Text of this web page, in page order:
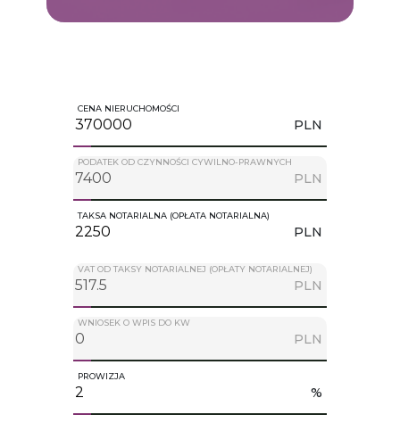
CENA NIERUCHOMOŚCI
PLN
PODATEK OD CZYNNOŚCI CYWILNO-PRAWNYCH
PLN
TAKSA NOTARIALNA (OPŁATA NOTARIALNA)
PLN
VAT OD TAKSY NOTARIALNEJ (OPŁATY NOTARIALNEJ)
PLN
WNIOSEK O WPIS DO KW
PLN
PROWIZJA
%